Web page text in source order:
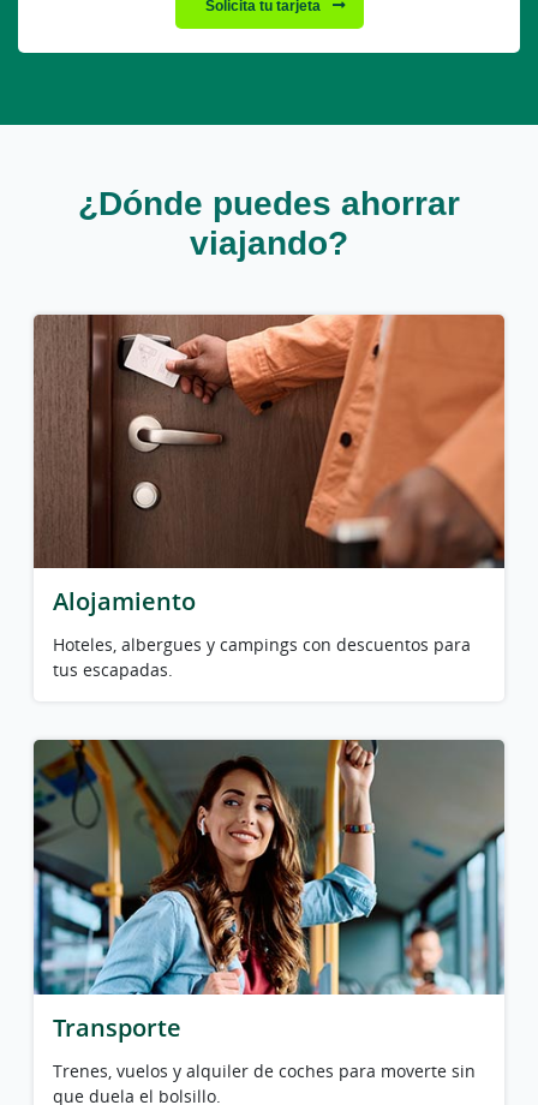
Solicita tu tarjeta
¿Dónde puedes ahorrar
viajando?
Alojamiento
Hoteles, albergues y campings con descuentos para
tus escapadas.
Transporte
Trenes, vuelos y alquiler de coches para moverte sin
que duela el bolsillo.